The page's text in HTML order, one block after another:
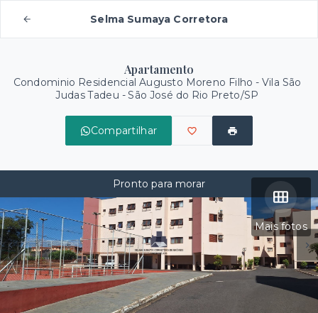
Selma Sumaya Corretora
Apartamento
Condominio Residencial Augusto Moreno Filho - Vila São
Judas Tadeu - São José do Rio Preto/SP
Compartilhar
Mais fotos
Pronto para morar